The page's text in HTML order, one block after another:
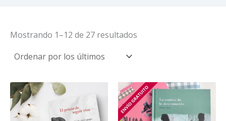
Mostrando 1–12 de 27 resultados